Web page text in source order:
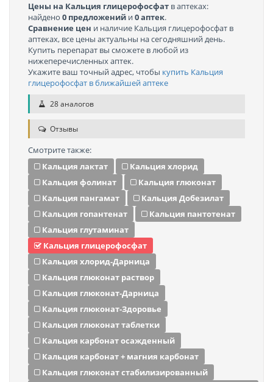
Цены на Кальция глицерофосфат в аптеках:
найдено 0 предложений и0 аптек.
Сравнение цен и наличие Кальция глицерофосфат в
аптеках, все цены актуальны на сегодняшний день.
Купить перепарат вы сможете в любой из
нижеперечисленных аптек.
Укажите ваш точный адрес, чтобы купить Кальция
глицерофосфат в ближайшей аптеке
28 аналогов
Отзывы
Смотрите также:
Кальция лактат
Кальция хлорид
Кальция фолинат
Кальция глюконат
Кальция пангамат
Кальция Добезилат
Кальция гопантенат
Кальция пантотенат
Кальция глутаминат
Кальция глицерофосфат
Кальция хлорид-Дарница
Кальция глюконат раствор
Кальция глюконат-Дарница
Кальция глюконат-Здоровье
Кальция глюконат таблетки
Кальция карбонат осажденный
Кальция карбонат + магния карбонат
Кальция глюконат стабилизированный